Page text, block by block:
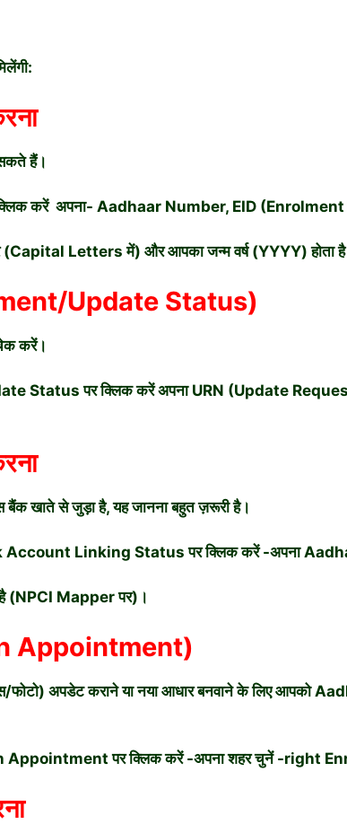
हैं।
करें अपना- Aadhaar Number, EID
(Capital Letters में) और आपका जन्म वर्ष (YYYY)
Update Status)
करें।
Status पर क्लिक करें अपना URN (Update
खाते से जुड़ा है, यह जानना बहुत ज़रूरी है।
Account Linking Status पर क्लिक करें -अपना
है (NPCI Mapper पर)।
Appointment)
फोटो) अपडेट कराने या नया आधार बनवाने के लिए
Appointment पर क्लिक करें -अपना शहर चुनें -right